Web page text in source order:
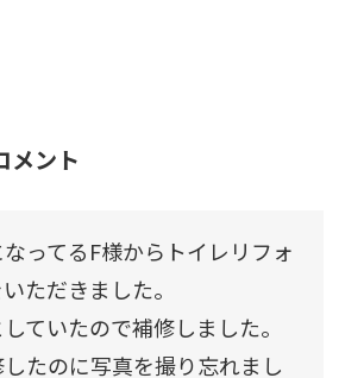
メント
ってるF様からトイレリフォ
ただきました。
ていたので補修しました。
したのに写真を撮り忘れまし